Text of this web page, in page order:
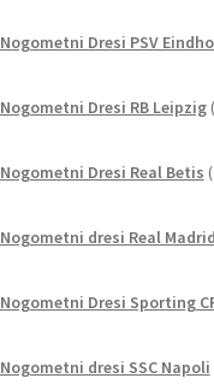
Nogometni Dresi PSV
Nogometni Dresi RB Leipzig
Nogometni Dresi Real Betis
Nogometni dresi Real Madrid
Nogometni Dresi Sporting
Nogometni dresi SSC Napoli